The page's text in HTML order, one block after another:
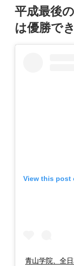
平成最後
は優勝で
View this post
青山学院、全